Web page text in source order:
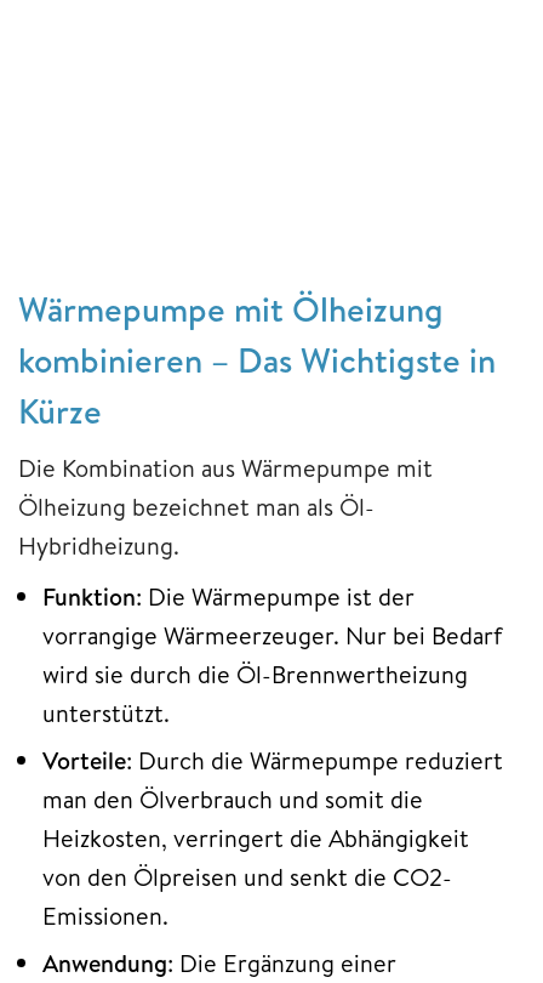
Wärmepumpe mit Ölheizung
kombinieren – Das Wichtigste in
Kürze
Die Kombination aus Wärmepumpe mit
Ölheizung bezeichnet man als Öl-
Hybridheizung.
Funktion: Die Wärmepumpe ist der
vorrangige Wärmeerzeuger. Nur bei Bedarf
wird sie durch die Öl-Brennwertheizung
unterstützt.
Vorteile: Durch die Wärmepumpe reduziert
man den Ölverbrauch und somit die
Heizkosten, verringert die Abhängigkeit
von den Ölpreisen und senkt die CO2-
Emissionen.
Anwendung: Die Ergänzung einer